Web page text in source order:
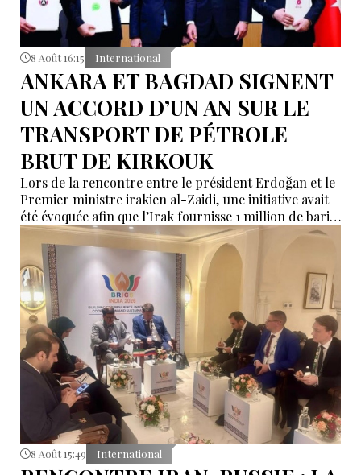
8 Août 16:15 International
ANKARA ET BAGDAD SIGNENT
UN ACCORD D’UN AN SUR LE
TRANSPORT DE PÉTROLE
BRUT DE KIRKOUK
Lors de la rencontre entre le président Erdoğan et le
Premier ministre irakien al-Zaidi, une initiative avait
été évoquée afin que l’Irak fournisse 1 million de barils
de pétrole brut nécessaires aux raffineries turques.
8 Août 15:49 International